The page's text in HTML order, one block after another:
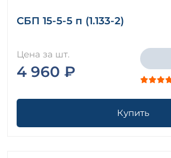
СБП 15-5-5 п (1.133-2)
Цена за шт.
4 960 ₽
Купить